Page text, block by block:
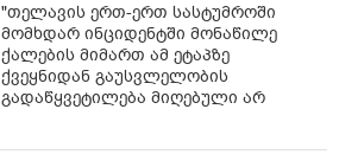
"თელავის ერთ-ერთ სასტუმროში
მომხდარ ინციდენტში მონაწილე
ქალების მიმართ ამ ეტაპზე
ქვეყნიდან გაუსვლელობის
გადაწყვეტილება მიღებული არ